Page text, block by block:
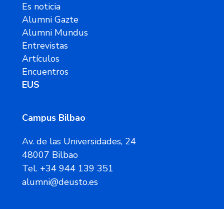
Es noticia
Alumni Gazte
Alumni Mundus
Entrevistas
Artículos
Encuentros
EUS
Campus Bilbao
Av. de las Universidades, 24
48007 Bilbao
Tel. +34 944 139 351
alumni@deusto.es